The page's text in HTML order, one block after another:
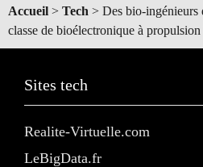
Accueil > Tech > Des bio-ingénieurs
classe de bioélectronique à
Sites tech
Realite-Virtuelle.com
LeBigData.fr